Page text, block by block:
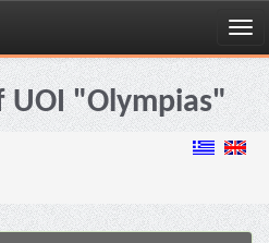
UOI "Olympias"